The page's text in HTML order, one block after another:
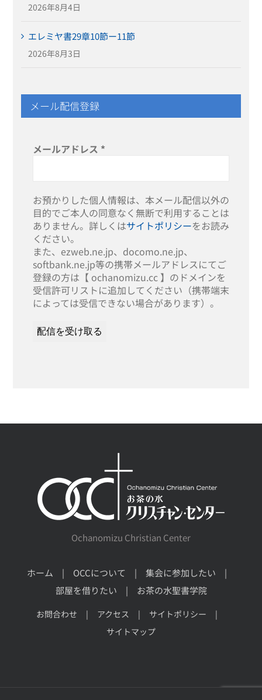
2026年8月4日
エレミヤ書29章10節ー11節
2026年8月3日
メール配信登録
メールアドレス *
お預かりした個人情報は、本メール配信以外の
目的でご本人の同意なく無断で利用することは
ありません。詳しくはサイトポリシーをお読み
ください。
また、ezweb.ne.jp、docomo.ne.jp、
softbank.ne.jp等の携帯メールアドレスにてご
登録の方は【 ochanomizu.cc 】のドメインを
受信許可リストに追加してください（携帯端末
によっては受信できない場合があります）。
Ochanomizu Christian Center
ホーム OCCについて
集会に参加したい
部屋を借りたい
お茶の水聖書学院
お問合わせ アクセス
サイトポリシー
サイトマップ